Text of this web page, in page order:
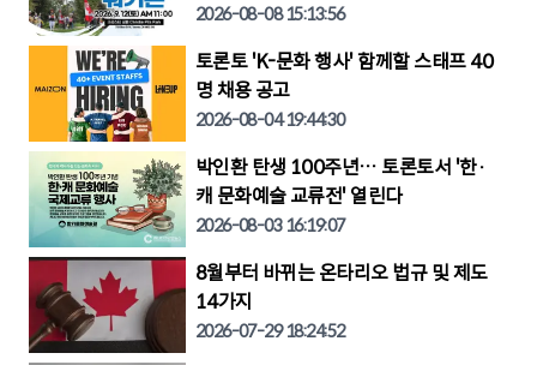
2026-08-08 15:13:56
토론토 'K-문화 행사' 함께할 스태프 40
명 채용 공고
2026-08-04 19:44:30
박인환 탄생 100주년… 토론토서 '한·
캐 문화예술 교류전' 열린다
2026-08-03 16:19:07
8월부터 바뀌는 온타리오 법규 및 제도
14가지
2026-07-29 18:24:52